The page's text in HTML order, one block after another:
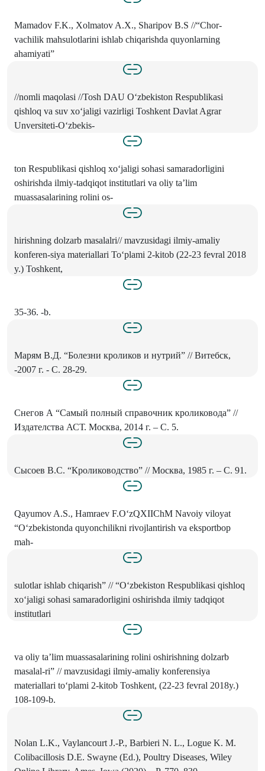
Mamadov F.K., Xolmatov A.X., Sharipov B.S //“Chor-
vachilik mahsulotlarini ishlab chiqarishda quyonlarning
ahamiyati”
//nomli maqolasi //Tosh DAU O‘zbekiston Respublikasi
qishloq va suv xo‘jaligi vazirligi Toshkent Davlat Agrar
Unversiteti-O‘zbekis-
ton Respublikasi qishloq xo‘jaligi sohasi samaradorligini
oshirishda ilmiy-tadqiqot institutlari va oliy ta’lim
muassasalarining rolini os-
hirishning dolzarb masalalri// mavzusidagi ilmiy-amaliy
konferen-siya materiallari To‘plami 2-kitob (22-23 fevral 2018
y.) Toshkent,
35-36. -b.
Марям В.Д. “Болезни кроликов и нутрий” // Витебск,
-2007 г. - С. 28-29.
Снегов А “Самый полный справочник кроликовода” //
Издателства АСТ. Москва, 2014 г. – С. 5.
Сысоев В.С. “Кролиководство” // Москва, 1985 г. – С. 91.
Qayumov A.S., Hamraev F.O‘zQXIIChM Navoiy viloyat
“O‘zbekistonda quyonchilikni rivojlantirish va eksportbop
mah-
sulotlar ishlab chiqarish” // “O‘zbekiston Respublikasi qishloq
xo‘jaligi sohasi samaradorligini oshirishda ilmiy tadqiqot
institutlari
va oliy ta’lim muassasalarining rolini oshirishning dolzarb
masalal-ri” // mavzusidagi ilmiy-amaliy konferensiya
materiallari to‘plami 2-kitob Toshkent, (22-23 fevral 2018y.)
108-109-b.
Nolan L.K., Vaylancourt J.-P., Barbieri N. L., Logue K. M.
Colibacillosis D.E. Swayne (Ed.), Poultry Diseases, Wiley